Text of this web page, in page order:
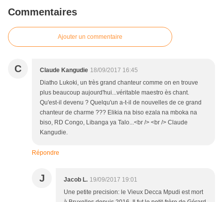
Commentaires
Ajouter un commentaire
C Claude Kangudie 18/09/2017 16:45
Diatho Lukoki, un très grand chanteur comme on en trouve
plus beaucoup aujourd'hui...véritable maestro ès chant.
Qu'est-il devenu ? Quelqu'un a-t-il de nouvelles de ce grand
chanteur de charme ??? Elikia na biso ezala na mboka na
biso, RD Congo, Libanga ya Talo...<br /> <br /> Claude
Kangudie.
Répondre
J Jacob L. 19/09/2017 19:01
Une petite precision: le Vieux Decca Mpudi est mort